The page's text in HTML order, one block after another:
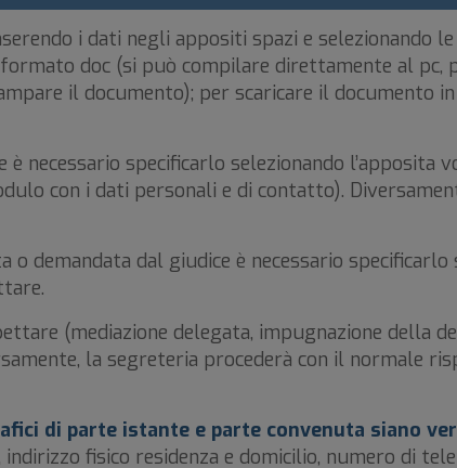
i dati negli appositi spazi e selezionando
doc (si può compilare direttamente al pc,
il documento); per scaricare il documento
necessario specificarlo selezionando l’apposita
con i dati personali e di contatto).
o demandata dal giudice è necessario specificarlo
(mediazione delegata, impugnazione della
la segreteria procederà con il normale
di parte istante e parte convenuta siano
fisico residenza e domicilio, numero di